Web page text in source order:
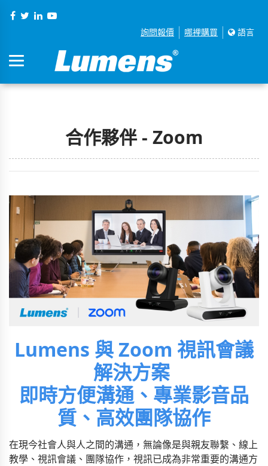
詢問報價 哪裡購買 語言
合作夥伴 - Zoom
Lumens 與 Zoom 視訊會議
解決方案
即時方便溝通、專業影音品
質、高效團隊協作
在現今社會人與人之間的溝通，無論像是與親友聯繫、線上
教學、視訊會議、團隊協作，視訊已成為非常重要的溝通方